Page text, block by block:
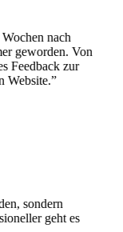
nach
geworden. Von
Feedback zur
Website.”
sondern
geht es